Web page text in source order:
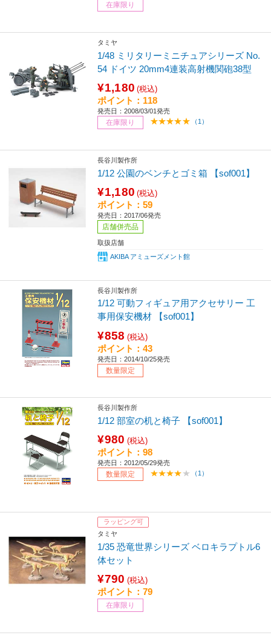
在庫限り
タミヤ
1/48 ミリタリーミニチュアシリーズ No.
54 ドイツ 20mm4連装高射機関砲38型
¥1,180 (税込)
ポイント：118
発売日：2008/03/01発売
在庫限り （1）
長谷川製作所
1/12 公園のベンチとゴミ箱 【sof001】
¥1,180 (税込)
ポイント：59
発売日：2017/06発売
店舗併売品
取扱店舗
AKIBA アミューズメント館
長谷川製作所
1/12 可動フィギュア用アクセサリー 工
事用保安機材 【sof001】
¥858 (税込)
ポイント：43
発売日：2014/10/25発売
数量限定
長谷川製作所
1/12 部室の机と椅子 【sof001】
¥980 (税込)
ポイント：98
発売日：2012/05/29発売
数量限定 （1）
ラッピング可
タミヤ
1/35 恐竜世界シリーズ ベロキラプトル6
体セット
¥790 (税込)
ポイント：79
在庫限り